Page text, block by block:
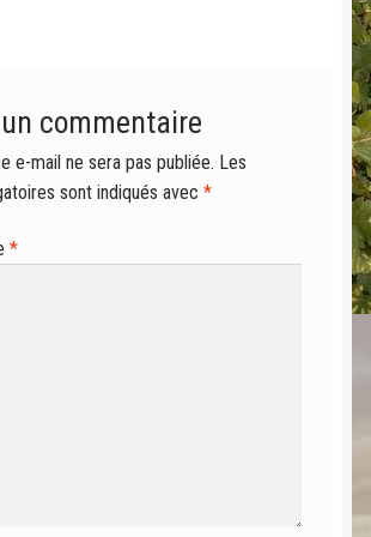
commentaire
e-mail ne sera pas publiée. Les
sont indiqués avec *
*